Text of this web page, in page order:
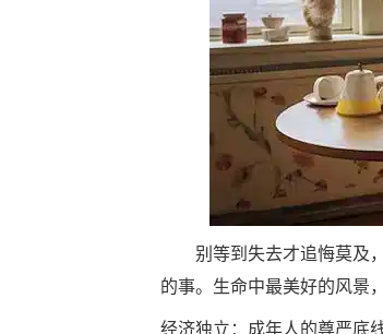
别等到失去才追悔莫及
的事。生命中最美好的风景
经济独立：成年人的尊严底